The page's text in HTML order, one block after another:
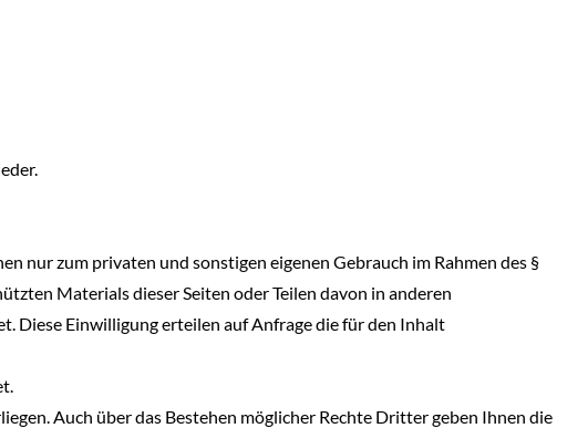
nur zum privaten und sonstigen eigenen Gebrauch im Rahmen des §
Materials dieser Seiten oder Teilen davon in anderen
Diese Einwilligung erteilen auf Anfrage die für den Inhalt
Auch über das Bestehen möglicher Rechte Dritter geben Ihnen die